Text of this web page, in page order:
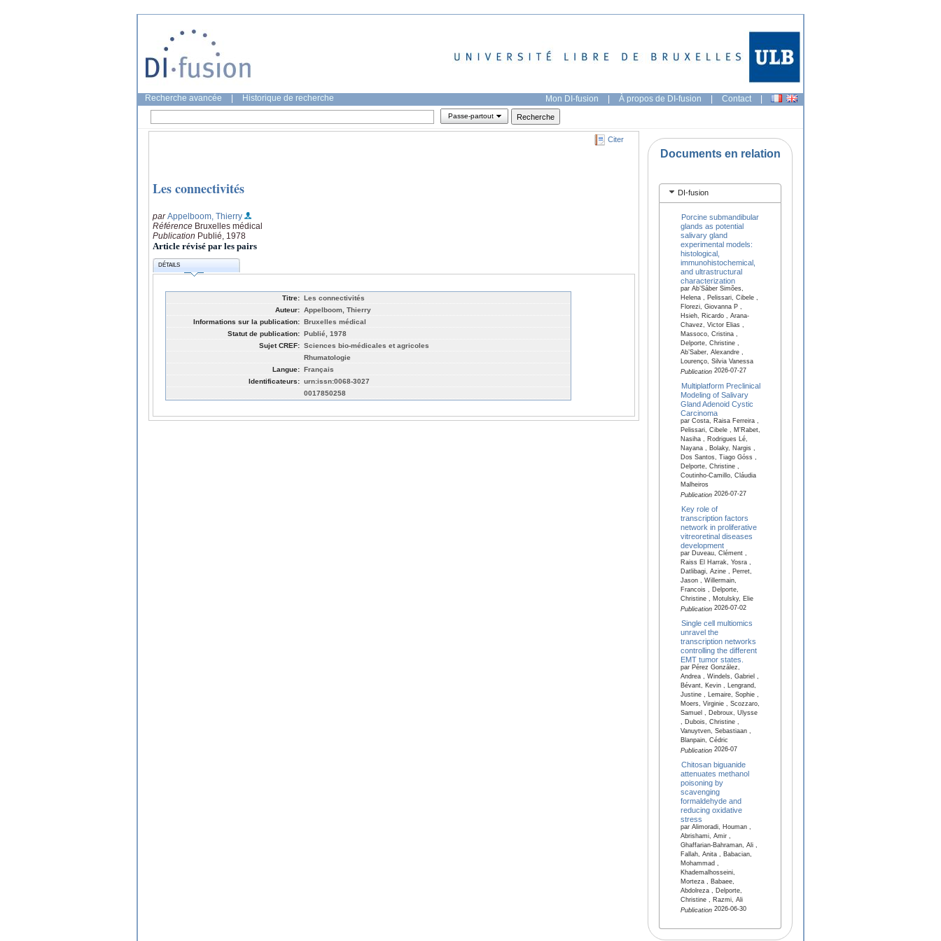
Recherche avancée Historique de recherche Mon DI-fusion | À propos de DI-fusion | Contact |
Passe-partout
Citer
Les connectivités
parAppelboom, Thierry
Référence Bruxelles médical
Publication Publié, 1978
Article révisé par les pairs
DÉTAILS
Titre: Les connectivités
Auteur: Appelboom, Thierry
Informations sur la publication: Bruxelles médical
Statut de publication: Publié, 1978
Sujet CREF: Sciences bio-médicales et agricoles
Rhumatologie
Langue: Français
Identificateurs: urn:issn:0068-3027
0017850258
Documents en relation
DI-fusion
Porcine submandibular
glands as potential
salivary gland
experimental models:
histological,
immunohistochemical,
and ultrastructural
characterization
par Ab’Sáber Simões,
Helena , Pelissari, Cibele ,
Florezi, Giovanna P ,
Hsieh, Ricardo , Arana-
Chavez, Victor Elias ,
Massoco, Cristina ,
Delporte, Christine ,
Ab’Saber, Alexandre ,
Lourenço, Silvia Vanessa
Publication2026-07-27
Multiplatform Preclinical
Modeling of Salivary
Gland Adenoid Cystic
Carcinoma
par Costa, Raisa Ferreira ,
Pelissari, Cibele , M'Rabet,
Nasiha , Rodrigues Lé,
Nayana , Bolaky, Nargis ,
Dos Santos, Tiago Góss ,
Delporte, Christine ,
Coutinho-Camillo, Cláudia
Malheiros
Publication2026-07-27
Key role of
transcription factors
network in proliferative
vitreoretinal diseases
development
par Duveau, Clément ,
Raiss El Harrak, Yosra ,
Datlibagi, Azine , Perret,
Jason , Willermain,
Francois , Delporte,
Christine , Motulsky, Elie
Publication2026-07-02
Single cell multiomics
unravel the
transcription networks
controlling the different
EMT tumor states.
par Pérez González,
Andrea , Windels, Gabriel ,
Bévant, Kevin , Lengrand,
Justine , Lemaire, Sophie ,
Moers, Virginie , Scozzaro,
Samuel , Debroux, Ulysse
, Dubois, Christine ,
Vanuytven, Sebastiaan ,
Blanpain, Cédric
Publication2026-07
Chitosan biguanide
attenuates methanol
poisoning by
scavenging
formaldehyde and
reducing oxidative
stress
par Alimoradi, Houman ,
Abrishami, Amir ,
Ghaffarian-Bahraman, Ali ,
Fallah, Anita , Babacian,
Mohammad ,
Khademalhosseini,
Morteza , Babaee,
Abdolreza , Delporte,
Christine , Razmi, Ali
Publication2026-06-30